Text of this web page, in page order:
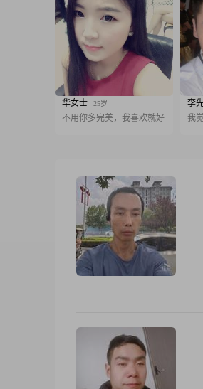
华女士 25岁
不用你多完美，我喜欢就好
李
我